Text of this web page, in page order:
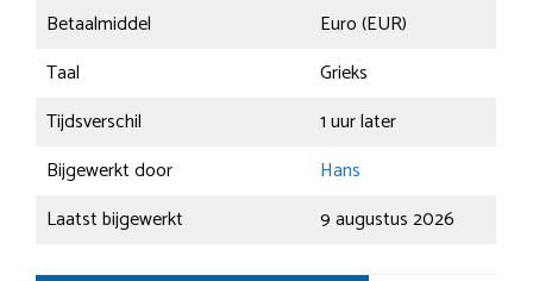
Betaalmiddel
Euro (EUR)
Taal
Grieks
Tijdsverschil
1 uur later
Bijgewerkt door
Hans
Laatst bijgewerkt
9 augustus 2026